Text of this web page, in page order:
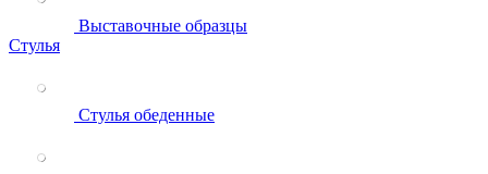
Выставочные образцы
Стулья
Стулья обеденные